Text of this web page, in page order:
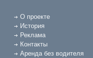
О проекте
История
Реклама
Контакты
Аренда без водителя